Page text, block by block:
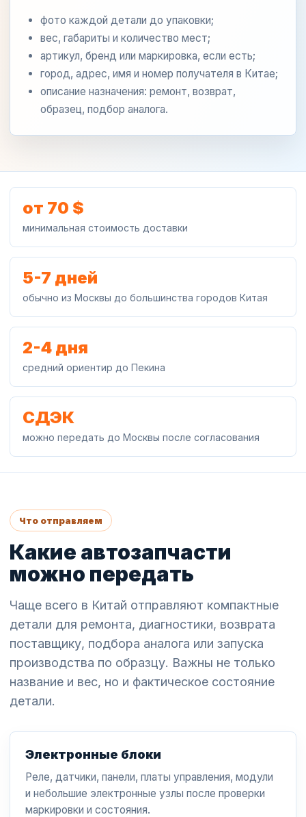
фото каждой детали до упаковки;
вес, габариты и количество мест;
артикул, бренд или маркировка, если есть;
город, адрес, имя и номер получателя в Китае;
описание назначения: ремонт, возврат,
образец, подбор аналога.
от 70 $
минимальная стоимость доставки
5-7 дней
обычно из Москвы до большинства городов Китая
2-4 дня
средний ориентир до Пекина
СДЭК
можно передать до Москвы после согласования
Что отправляем
Какие автозапчасти
можно передать
Чаще всего в Китай отправляют компактные
детали для ремонта, диагностики, возврата
поставщику, подбора аналога или запуска
производства по образцу. Важны не только
название и вес, но и фактическое состояние
детали.
Электронные блоки
Реле, датчики, панели, платы управления, модули
и небольшие электронные узлы после проверки
маркировки и состояния.